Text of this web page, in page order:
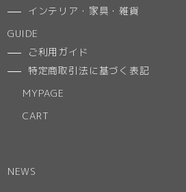
インテリア・家具・雑貨
GUIDE
ご利用ガイド
特定商取引法に基づく表記
MYPAGE
CART
NEWS